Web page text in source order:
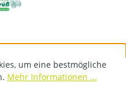
um eine bestmögliche
Mehr Informationen ...